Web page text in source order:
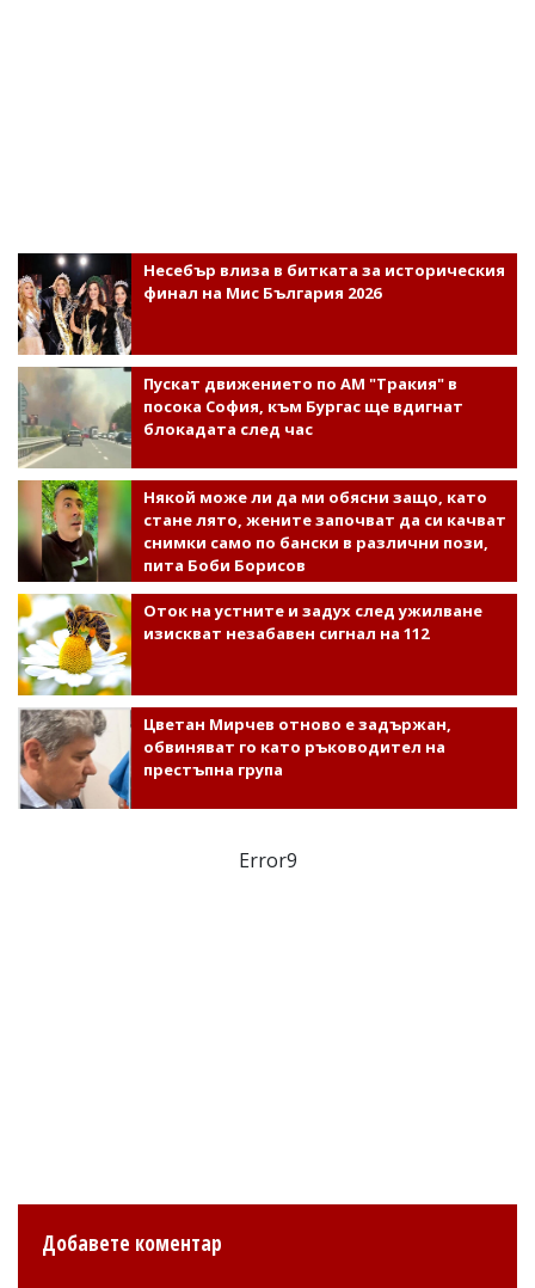
Несебър влиза в битката за историческия
финал на Мис България 2026
Пускат движението по АМ "Тракия" в
посока София, към Бургас ще вдигнат
блокадата след час
Някой може ли да ми обясни защо, като
стане лято, жените започват да си качват
снимки само по бански в различни пози,
пита Боби Борисов
Оток на устните и задух след ужилване
изискват незабавен сигнал на 112
Цветан Мирчев отново е задържан,
обвиняват го като ръководител на
престъпна група
Error9
Добавете коментар